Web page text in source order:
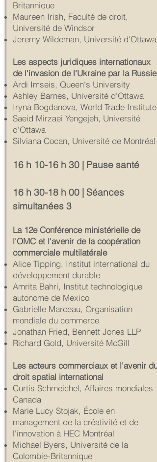
Britannique
Maureen Irish, Faculté de droit,
Université de Windsor
Jeremy Wildeman, Université d'Ottawa
Les aspects juridiques internationaux
de l'invasion de l'Ukraine par la Russie
Ardi Imseis, Queen's University
Ashley Barnes, Université d'Ottawa
Iryna Bogdanova, World Trade Institute
Saeid Mirzaei Yengejeh, Université
d'Ottawa
Silviana Cocan, Université de Montréal
16 h 10-16 h 30 | Pause santé
16 h 30-18 h 00 | Séances
simultanées 3
La 12e Conférence ministérielle de
l'OMC et l'avenir de la coopération
commerciale multilatérale
Alice Tipping, Institut international du
développement durable
Amrita Bahri, Institut technologique
autonome de Mexico
Gabrielle Marceau, Organisation
mondiale du commerce
Jonathan Fried, Bennett Jones LLP
Richard Gold, Université McGill
Les acteurs commerciaux et l'avenir du
droit spatial international
Curtis Schmeichel, Affaires mondiales
Canada
Marie Lucy Stojak, École en
management de la créativité et de
l'innovation à HEC Montréal
Michael Byers, Université de la
Colombie-Britannique